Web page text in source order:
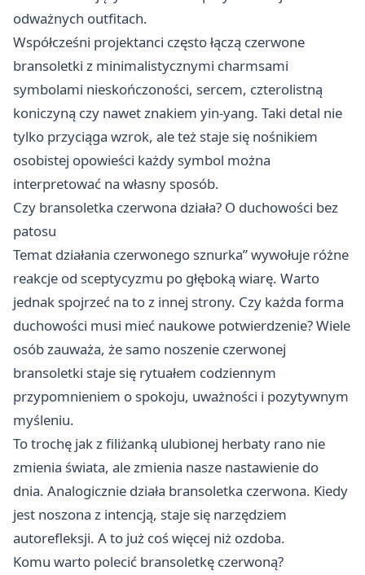
odważnych outfitach.
Współcześni projektanci często łączą czerwone
bransoletki z minimalistycznymi charmsami
symbolami nieskończoności, sercem, czterolistną
koniczyną czy nawet znakiem yin-yang. Taki detal nie
tylko przyciąga wzrok, ale też staje się nośnikiem
osobistej opowieści każdy symbol można
interpretować na własny sposób.
Czy bransoletka czerwona działa? O duchowości bez
patosu
Temat działania czerwonego sznurka” wywołuje różne
reakcje od sceptycyzmu po głęboką wiarę. Warto
jednak spojrzeć na to z innej strony. Czy każda forma
duchowości musi mieć naukowe potwierdzenie? Wiele
osób zauważa, że samo noszenie czerwonej
bransoletki staje się rytuałem codziennym
przypomnieniem o spokoju, uważności i pozytywnym
myśleniu.
To trochę jak z filiżanką ulubionej herbaty rano nie
zmienia świata, ale zmienia nasze nastawienie do
dnia. Analogicznie działa bransoletka czerwona. Kiedy
jest noszona z intencją, staje się narzędziem
autorefleksji. A to już coś więcej niż ozdoba.
Komu warto polecić bransoletkę czerwoną?